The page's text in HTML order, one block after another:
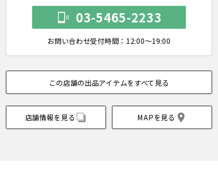
03-5465-2233
お問い合わせ受付時間：12:00～19:00
この店舗の出品アイテムをすべて見る
店舗情報を見る MAPを見る